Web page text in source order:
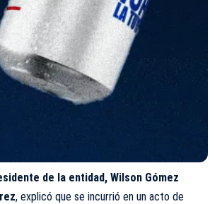
de la entidad, Wilson Gómez
, explicó que se incurrió en un acto de